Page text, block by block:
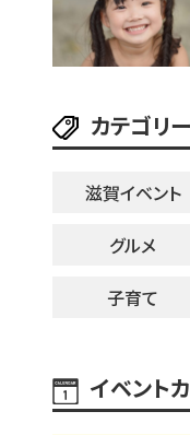
カテゴリー
滋賀イベント
グルメ
子育て
イベント